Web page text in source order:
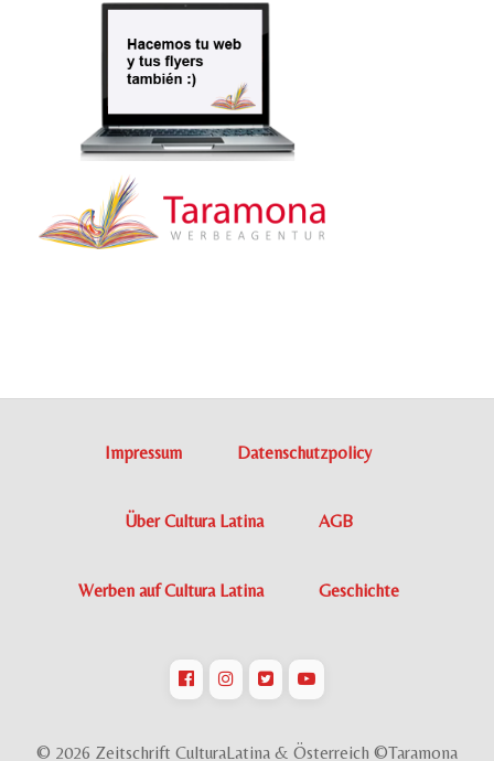
Impressum Datenschutzpolicy
Über Cultura Latina AGB
Werben auf Cultura Latina Geschichte
© 2026 Zeitschrift CulturaLatina & Österreich ©Taramona